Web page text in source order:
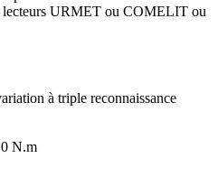
lecteurs URMET ou COMELIT ou
à triple reconnaissance
N.m